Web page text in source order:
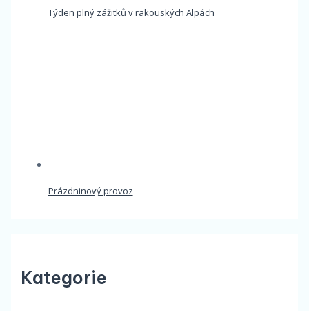
Týden plný zážitků v rakouských Alpách
Prázdninový provoz
Kategorie